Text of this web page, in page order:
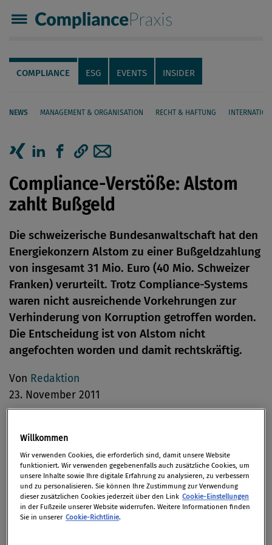
Compliance Praxis
Servicenavigation
Navigation
COMPLIANCE ESG EVENTS INSIDER
NEWS MANAGEMENT & ORGANISATION RECHT & HAFTUNG
Seiteninhalt
Artikel auf Xing teilen
Artikel auf linkedIn teilen
Artikel auf Facebook teilen
Artikellink kopieren
Artikel per Mail teilen
Compliance-Verstöße: Alstom
zahlt Bußgeld
Die schweizerische Bundesanwaltschaft hat den
Energiekonzern Alstom zu einer Bußgeldzahlung
von insgesamt 31 Mio. Euro (40 Mio. Schweizer
Franken) verurteilt. Trotz Compliance-Systems
waren nicht ausreichende Vorkehrungen zur
Verhinderung von Korruption getroffen worden.
Die Entscheidung ist von Alstom nicht
angefochten worden und damit rechtskräftig.
Von Redaktion
23. November 2011
Die Alstom Network Schweiz AG hat laut Strafbefehl
der Bundesanwaltschaft nicht alle nach Schweizer
Recht „erforderlichen und zumutbaren
organisatorischen Vorkehren“ getroffen, um
Bestechungszahlungen an Amtsträger in Lettland,
Willkommen
Wir verwenden Cookies, die erforderlich sind, damit unsere Website
funktioniert. Wir verwenden gegebenenfalls auch zusätzliche Cookies, um
unsere Inhalte sowie Ihre digitale Erfahrung zu analysieren, zu verbessern
und zu personalisieren. Sie können Ihre Zustimmung zur Verwendung
dieser zusätzlichen Cookies jederzeit über den Link Cookie-Einstellungen
in der Fußzeile unserer Website widerrufen. Weitere Informationen finden
Sie in unserer Cookie-Richtlinie.